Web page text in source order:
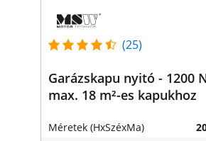
(25)
Garázskapu nyitó - 1200
max. 18 m²-es kapukhoz
Méretek (HxSzéxMa)